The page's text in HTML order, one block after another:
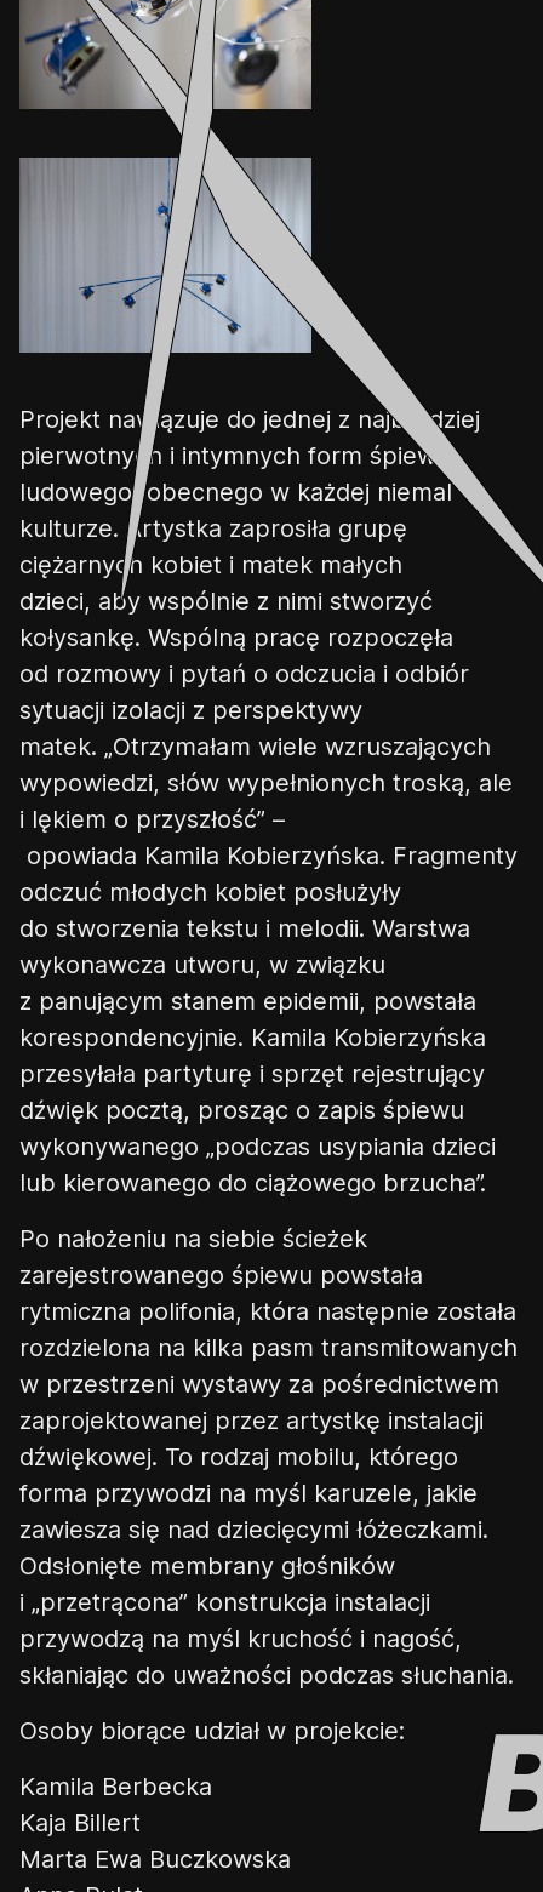
Projekt nawiązuje do jednej z najbardziej
pierwotnych i intymnych form śpiewu
ludowego, obecnego w każdej niemal
kulturze. Artystka zaprosiła grupę
ciężarnych kobiet i matek małych
dzieci, aby wspólnie z nimi stworzyć
kołysankę. Wspólną pracę rozpoczęła
od rozmowy i pytań o odczucia i odbiór
sytuacji izolacji z perspektywy
matek. „Otrzymałam wiele wzruszających
wypowiedzi, słów wypełnionych troską, ale
i lękiem o przyszłość” –
opowiada Kamila Kobierzyńska. Fragmenty
odczuć młodych kobiet posłużyły
do stworzenia tekstu i melodii. Warstwa
wykonawcza utworu, w związku
z panującym stanem epidemii, powstała
korespondencyjnie. Kamila Kobierzyńska
przesyłała partyturę i sprzęt rejestrujący
dźwięk pocztą, prosząc o zapis śpiewu
wykonywanego „podczas usypiania dzieci
lub kierowanego do ciążowego brzucha”.
Po nałożeniu na siebie ścieżek
zarejestrowanego śpiewu powstała
rytmiczna polifonia, która następnie została
rozdzielona na kilka pasm transmitowanych
w przestrzeni wystawy za pośrednictwem
zaprojektowanej przez artystkę instalacji
dźwiękowej. To rodzaj mobilu, którego
forma przywodzi na myśl karuzele, jakie
zawiesza się nad dziecięcymi łóżeczkami.
Odsłonięte membrany głośników
i „przetrącona” konstrukcja instalacji
przywodzą na myśl kruchość i nagość,
skłaniając do uważności podczas słuchania.
Osoby biorące udział w projekcie:
Kamila Berbecka
Kaja Billert
Marta Ewa Buczkowska